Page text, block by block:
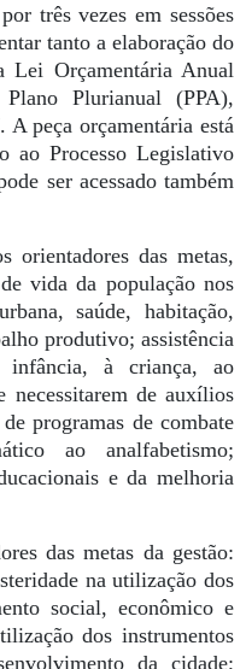
três vezes em sessões
tanto a elaboração do
Lei Orçamentária Anual
Plurianual (PPA),
peça orçamentária está
ao Processo Legislativo
ser acessado também
orientadores das metas,
vida da população nos
saúde, habitação,
produtivo; assistência
infância, à criança, ao
necessitarem de auxílios
programas de combate
ao analfabetismo;
e da melhoria
das metas da gestão:
na utilização dos
social, econômico e
dos instrumentos
da cidade;